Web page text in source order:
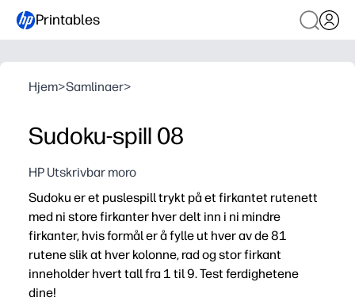
Printables
Hjem>Samlinaer>
Sudoku-spill 08
HP Utskrivbar moro
Sudoku er et puslespill trykt på et firkantet rutenett
med ni store firkanter hver delt inn i ni mindre
firkanter, hvis formål er å fylle ut hver av de 81
rutene slik at hver kolonne, rad og stor firkant
inneholder hvert tall fra 1 til 9. Test ferdighetene
dine!